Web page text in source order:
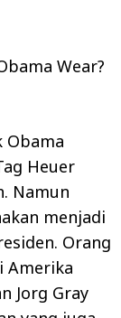
Obama
Heuer
Namun
menjadi
Orang
Amerika
Jorg Gray